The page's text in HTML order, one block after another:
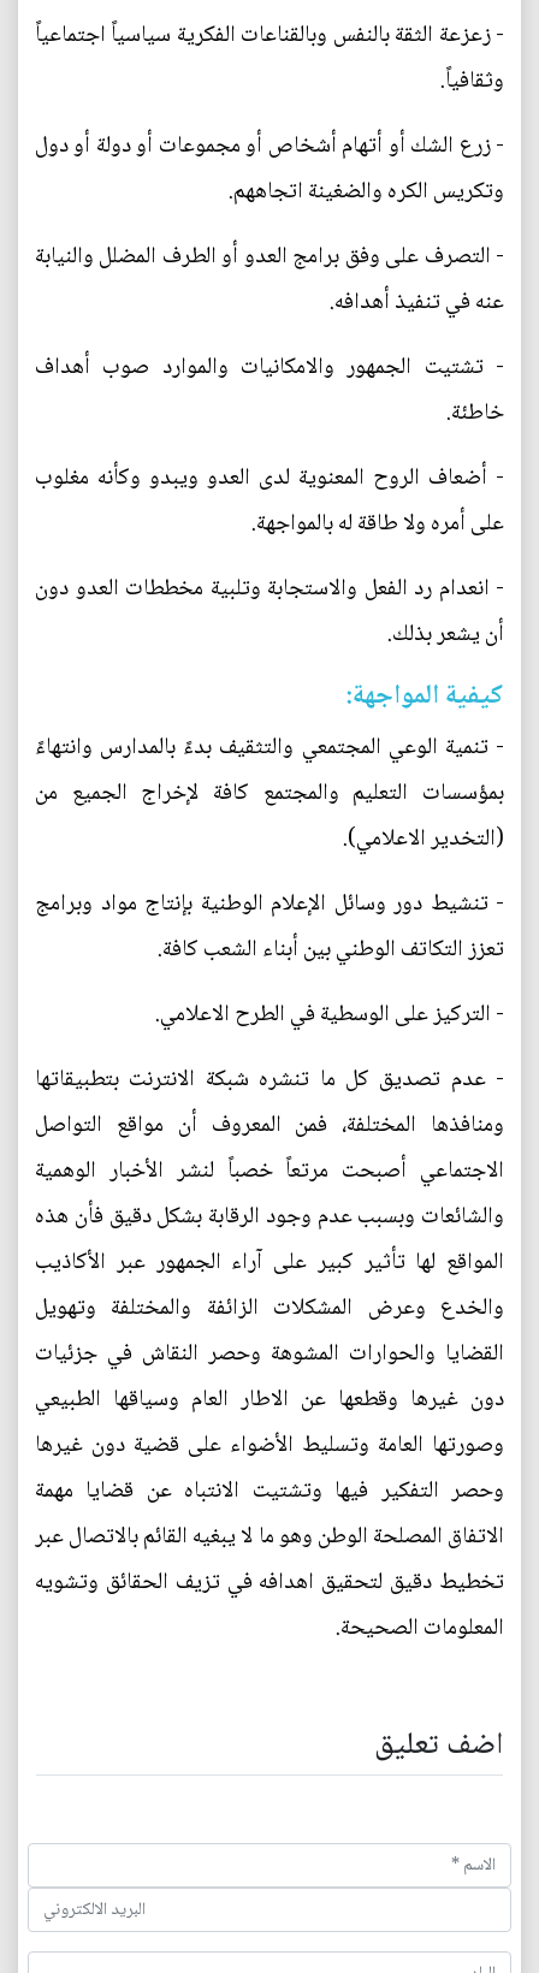
- زعزعة الثقة بالنفس وبالقناعات الفكرية سياسياً اجتماعياً
وثقافياً.
- زرع الشك أو أتهام أشخاص أو مجموعات أو دولة أو دول
وتكريس الكره والضغينة اتجاههم.
- التصرف على وفق برامج العدو أو الطرف المضلل والنيابة
عنه في تنفيذ أهدافه.
- تشتيت الجمهور والامكانيات والموارد صوب أهداف
خاطئة.
- أضعاف الروح المعنوية لدى العدو ويبدو وكأنه مغلوب
على أمره ولا طاقة له بالمواجهة.
- انعدام رد الفعل والاستجابة وتلبية مخططات العدو دون
أن يشعر بذلك.
كيفية المواجهة:
- تنمية الوعي المجتمعي والتثقيف بدءً بالمدارس وانتهاءً
بمؤسسات التعليم والمجتمع كافة لإخراج الجميع من
(التخدير الاعلامي).
- تنشيط دور وسائل الإعلام الوطنية بإنتاج مواد وبرامج
تعزز التكاتف الوطني بين أبناء الشعب كافة.
- التركيز على الوسطية في الطرح الاعلامي.
- عدم تصديق كل ما تنشره شبكة الانترنت بتطبيقاتها
ومنافذها المختلفة، فمن المعروف أن مواقع التواصل
الاجتماعي أصبحت مرتعاً خصباً لنشر الأخبار الوهمية
والشائعات وبسبب عدم وجود الرقابة بشكل دقيق فأن هذه
المواقع لها تأثير كبير على آراء الجمهور عبر الأكاذيب
والخدع وعرض المشكلات الزائفة والمختلفة وتهويل
القضايا والحوارات المشوهة وحصر النقاش في جزئيات
دون غيرها وقطعها عن الاطار العام وسياقها الطبيعي
وصورتها العامة وتسليط الأضواء على قضية دون غيرها
وحصر التفكير فيها وتشتيت الانتباه عن قضايا مهمة
الاتفاق المصلحة الوطن وهو ما لا يبغيه القائم بالاتصال عبر
تخطيط دقيق لتحقيق اهدافه في تزيف الحقائق وتشويه
المعلومات الصحيحة.
اضف تعليق